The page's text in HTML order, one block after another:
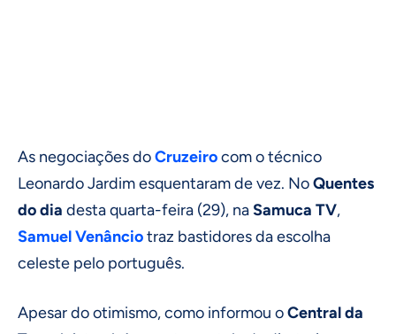
As negociações doCruzeirocom o técnico
Leonardo Jardim esquentaram de vez. NoQuentes
do dia desta quarta-feira (29), naSamuca TV,
Samuel Venânciotraz bastidores da escolha
celeste pelo português.
Apesar do otimismo, como informou oCentral da